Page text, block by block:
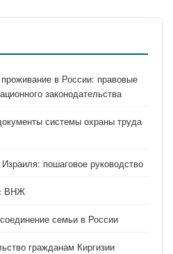
в России: правовые
законодательства
системы охраны труда
пошаговое руководство
ВНЖ
семьи в России
гражданам Киргизии